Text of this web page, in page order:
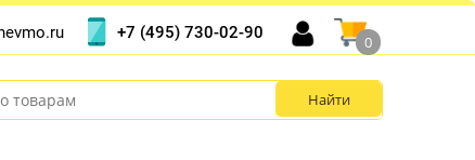
+7 (495) 730-02-90
0